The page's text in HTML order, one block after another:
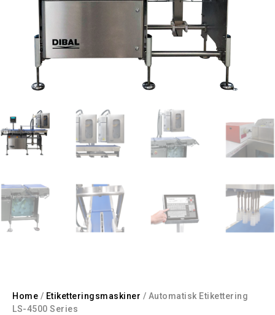
Home / Etiketteringsmaskiner / Automatisk Etikettering
LS-4500 Series